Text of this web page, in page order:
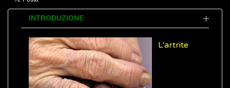
INTRODUZIONE
L'artrite